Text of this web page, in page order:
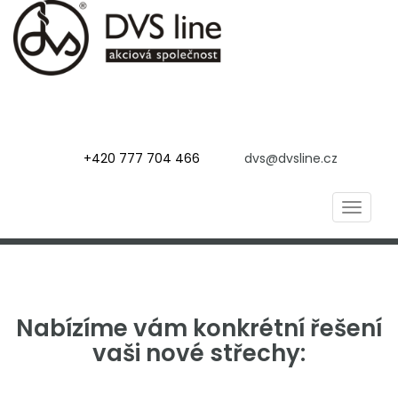
+420 777 704 466 dvs@dvsline.cz
Toggle
Nabízíme vám konkrétní řešení
vaši nové střechy: